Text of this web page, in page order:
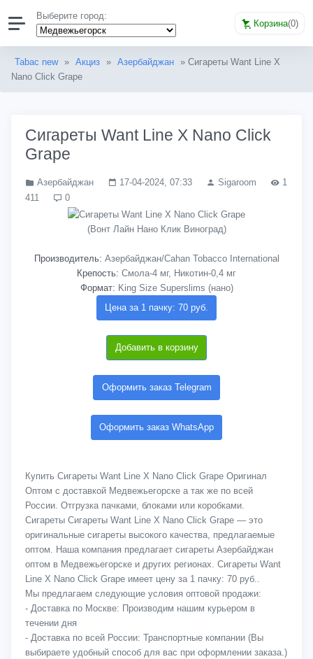
Выберите город:
Корзина(0)
Tabac new » Акциз » Азербайджан » Сигареты Want Line X
Nano Click Grape
Сигареты Want Line X Nano Click
Grape
Азербайджан 17-04-2024, 07:33 Sigaroom
1
411
0
(Вонт Лайн Нано Клик Виноград)
Производитель: Азербайджан/Cahan Tobacco International
Крепость: Смола-4 мг, Никотин-0,4 мг
Формат: King Size Superslims (нано)
Цена за 1 пачку: 70 руб.
Добавить в корзину
Оформить заказ Telegram
Оформить заказ WhatsApp
Купить Сигареты Want Line X Nano Click Grape Оригинал
Оптом с доставкой Медвежьегорске а так же по всей
России. Отгрузка пачками, блоками или коробками.
Сигареты Сигареты Want Line X Nano Click Grape — это
оригинальные сигареты высокого качества, предлагаемые
оптом. Наша компания предлагает сигареты Азербайджан
оптом в Медвежьегорске и других регионах. Сигареты Want
Line X Nano Click Grape имеет цену за 1 пачку: 70 руб..
Мы предлагаем следующие условия оптовой продажи:
- Доставка по Москве: Производим нашим курьером в
течении дня
- Доставка по всей России: Транспортные компании (Вы
выбираете удобный способ для вас при оформлении заказа.)